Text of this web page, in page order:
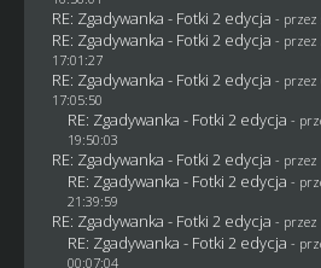
RE: Zgadywanka - Fotki 2 edycja - przez
RE: Zgadywanka - Fotki 2 edycja - przez
17:01:27
RE: Zgadywanka - Fotki 2 edycja - przez
17:05:50
RE: Zgadywanka - Fotki 2 edycja -
19:50:03
RE: Zgadywanka - Fotki 2 edycja - przez
RE: Zgadywanka - Fotki 2 edycja -
21:39:59
RE: Zgadywanka - Fotki 2 edycja - przez
RE: Zgadywanka - Fotki 2 edycja -
00:07:04